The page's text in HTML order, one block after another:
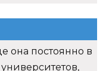
она постоянно в